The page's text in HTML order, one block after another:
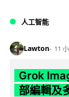
人工智能
Lawton 11
Grok
部編輯及